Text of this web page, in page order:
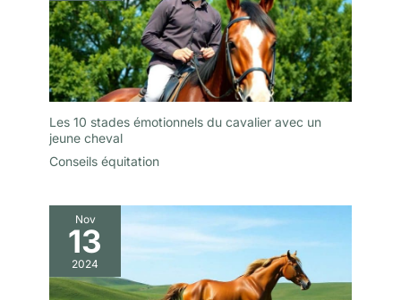
Les 10 stades émotionnels du cavalier avec un
jeune cheval
Conseils équitation
Nov
13
2024